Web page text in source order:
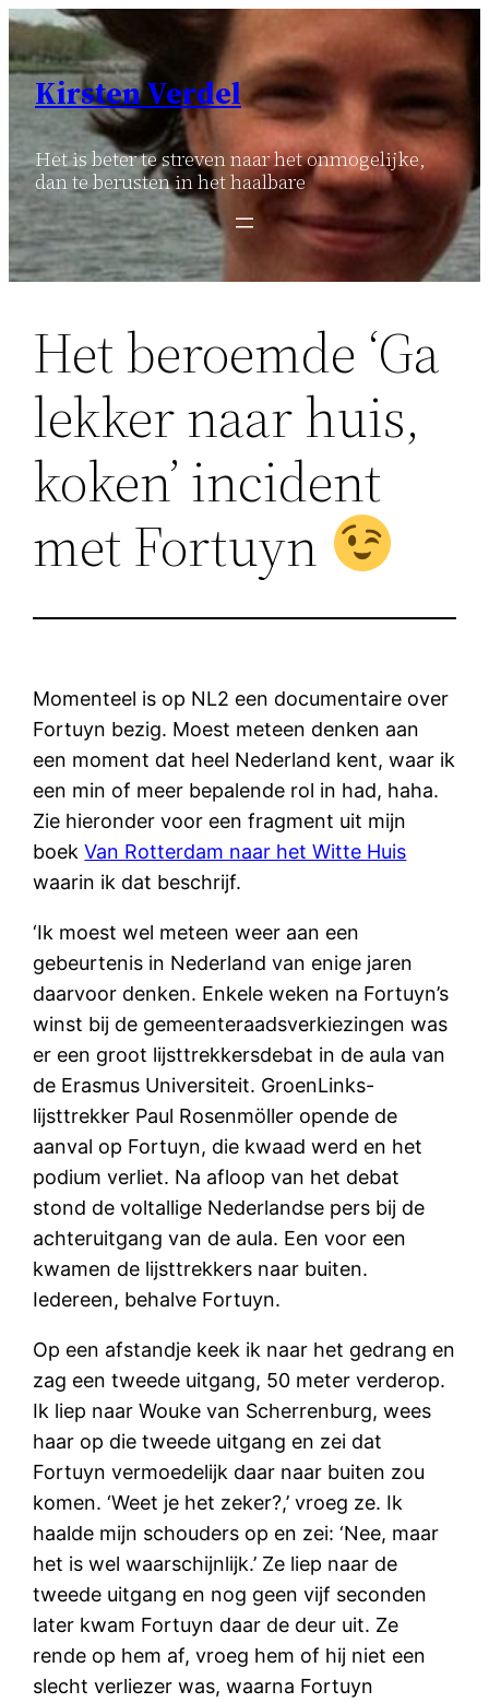
Ga
naar
inhoud
Kirsten Verdel
Het is beter te streven naar het onmogelijke,
dan te berusten in het haalbare
Het beroemde ‘Ga
lekker naar huis,
koken’ incident
met Fortuyn
Momenteel is op NL2 een documentaire over
Fortuyn bezig. Moest meteen denken aan
een moment dat heel Nederland kent, waar ik
een min of meer bepalende rol in had, haha.
Zie hieronder voor een fragment uit mijn
boekVan Rotterdam naar het Witte Huis
waarin ik dat beschrijf.
‘Ik moest wel meteen weer aan een
gebeurtenis in Nederland van enige jaren
daarvoor denken. Enkele weken na Fortuyn’s
winst bij de gemeenteraadsverkiezingen was
er een groot lijsttrekkersdebat in de aula van
de Erasmus Universiteit. GroenLinks-
lijsttrekker Paul Rosenmöller opende de
aanval op Fortuyn, die kwaad werd en het
podium verliet. Na afloop van het debat
stond de voltallige Nederlandse pers bij de
achteruitgang van de aula. Een voor een
kwamen de lijsttrekkers naar buiten.
Iedereen, behalve Fortuyn.
Op een afstandje keek ik naar het gedrang en
zag een tweede uitgang, 50 meter verderop.
Ik liep naar Wouke van Scherrenburg, wees
haar op die tweede uitgang en zei dat
Fortuyn vermoedelijk daar naar buiten zou
komen. ‘Weet je het zeker?,’ vroeg ze. Ik
haalde mijn schouders op en zei: ‘Nee, maar
het is wel waarschijnlijk.’ Ze liep naar de
tweede uitgang en nog geen vijf seconden
later kwam Fortuyn daar de deur uit. Ze
rende op hem af, vroeg hem of hij niet een
slecht verliezer was, waarna Fortuyn